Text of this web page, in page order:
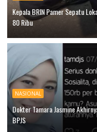
Kepala BRIN Pamer Sepatu
80 Ribu
NASIONAL
Dokter Tamara Jasmine
BPJS